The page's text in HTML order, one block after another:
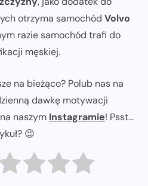
otrzyma samochód Volvo
razie samochód trafi do
męskiej.
na bieżąco? Polub nas na
dawkę motywacji
naszym Instagramie! Psst...
😉